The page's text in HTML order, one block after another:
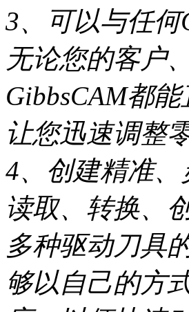
3、可以与任
无论您的客户
GibbsCAM都
让您迅速调整
4、创建精准
读取、转换、
多种驱动刀具
够以自己的方